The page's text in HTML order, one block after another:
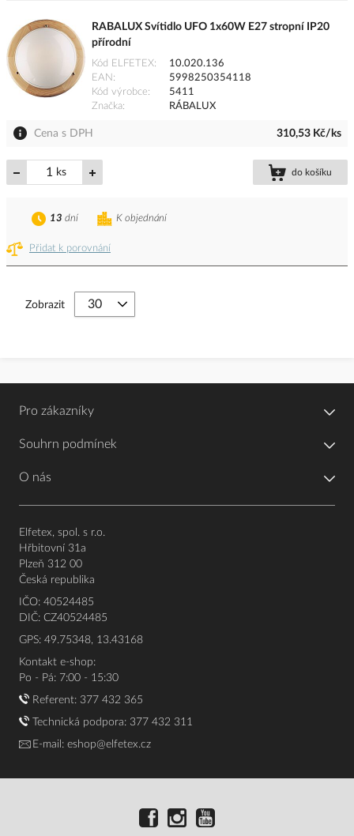
RABALUX Svítidlo UFO 1x60W E27 stropní IP20
přírodní
Kód ELFETEX
10.020.136
EAN
5998250354118
Kód výrobce
5411
Značka
RÁBALUX
Cena s DPH 310,53 Kč/ks
ks do košíku
Přidat k porovnání
K objednání
13 dní
Zobrazit
Pro zákazníky
Souhrn podmínek
O nás
Elfetex, spol. s r.o.
Hřbitovní 31a
Plzeň 312 00
Česká republika
IČO: 40524485
DIČ: CZ40524485
GPS: 49.75348, 13.43168
Kontakt e-shop:
Po - Pá: 7:00 - 15:30
Referent: 377 432 365
Technická podpora: 377 432 311
E-mail: eshop@elfetex.cz